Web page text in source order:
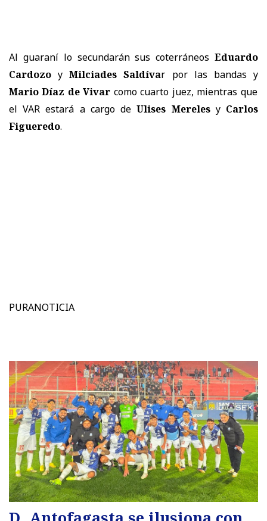
Al guaraní lo secundarán sus coterráneos Eduardo
Cardozo yMilciades Saldívar por las bandas y
Mario Díaz de Vivar como cuarto juez, mientras que
el VAR estará a cargo deUlises MerelesyCarlos
Figueredo.
PURANOTICIA